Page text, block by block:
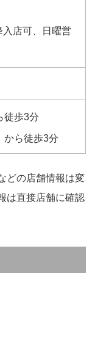
店可、日曜営
徒歩3分
から徒歩3分
どの店舗情報は変
は直接店舗に確認